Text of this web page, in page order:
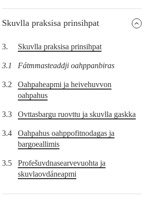
Skuvlla praksisa prinsihpat
3. Skuvlla praksisa prinsihpat
3.1 Fátmmasteaddji oahppanbiras
3.2
Oahpaheapmi ja heivehuvvon
oahpahus
3.3 Ovttasbargu ruovttu ja skuvlla gaskka
3.4
Oahpahus oahppofitnodagas ja
bargoeallimis
3.5
Profešuvdnasearvevuohta ja
skuvlaovdáneapmi